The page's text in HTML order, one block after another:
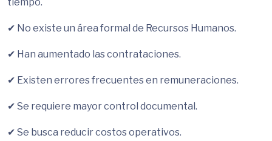
✔ No existe un área formal de Recursos Humanos.
✔ Han aumentado las contrataciones.
✔ Existen errores frecuentes en remuneraciones.
✔ Se requiere mayor control documental.
✔ Se busca reducir costos operativos.